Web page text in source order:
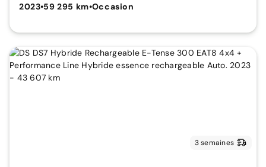
2023•59 295 km•Occasion
3 semaines